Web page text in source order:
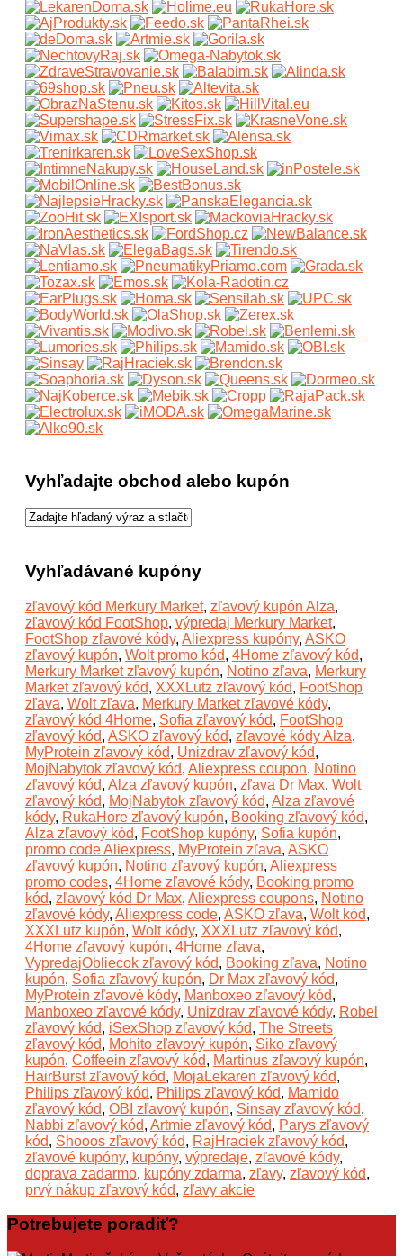
Vyhľadajte obchod alebo kupón
Vyhľadávané kupóny
zľavový kód Merkury Market, zľavový kupón Alza,
zľavový kód FootShop, výpredaj Merkury Market,
FootShop zľavové kódy, Aliexpress kupóny, ASKO
zľavový kupón, Wolt promo kód, 4Home zľavový kód,
Merkury Market zľavový kupón, Notino zľava, Merkury
Market zľavový kód, XXXLutz zľavový kód, FootShop
zľava, Wolt zľava, Merkury Market zľavové kódy,
zľavový kód 4Home, Sofia zľavový kód, FootShop
zľavový kód, ASKO zľavový kód, zľavové kódy Alza,
MyProtein zľavový kód, Unizdrav zľavový kód,
MojNabytok zľavový kód, Aliexpress coupon, Notino
zľavový kód, Alza zľavový kupón, zľava Dr Max, Wolt
zľavový kód, MojNabytok zľavový kód, Alza zľavové
kódy, RukaHore zľavový kupón, Booking zľavový kód,
Alza zľavový kód, FootShop kupóny, Sofia kupón,
promo code Aliexpress, MyProtein zľava, ASKO
zľavový kupón, Notino zľavový kupón, Aliexpress
promo codes, 4Home zľavové kódy, Booking promo
kód, zľavový kód Dr Max, Aliexpress coupons, Notino
zľavové kódy, Aliexpress code, ASKO zľava, Wolt kód,
XXXLutz kupón, Wolt kódy, XXXLutz zľavový kód,
4Home zľavový kupón, 4Home zľava,
VypredajObliecok zľavový kód, Booking zľava, Notino
kupón, Sofia zľavový kupón, Dr Max zľavový kód,
MyProtein zľavové kódy, Manboxeo zľavový kód,
Manboxeo zľavové kódy, Unizdrav zľavové kódy, Robel
zľavový kód, iSexShop zľavový kód, The Streets
zľavový kód, Mohito zľavový kupón, Siko zľavový
kupón, Coffeein zľavový kód, Martinus zľavový kupón,
HairBurst zľavový kód, MojaLekaren zľavový kód,
Philips zľavový kód, Philips zľavový kód, Mamido
zľavový kód, OBI zľavový kupón, Sinsay zľavový kód,
Nabbi zľavový kód, Artmie zľavový kód, Parys zľavový
kód, Shooos zľavový kód, RajHraciek zľavový kód,
zľavové kupóny, kupóny, výpredaje, zľavové kódy,
doprava zadarmo, kupóny zdarma, zľavy, zľavový kód,
prvý nákup zľavový kód, zľavy akcie
Potrebujete poradiť?